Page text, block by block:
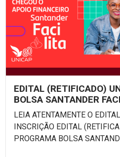
EDITAL (RETIFICADO)
BOLSA SANTANDER
LEIA ATENTAMENTE O
INSCRIÇÃO EDITAL (RETIFICADO) UNICAP:
PROGRAMA BOLSA